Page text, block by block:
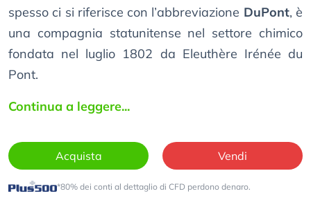
spesso ci si riferisce con l’abbreviazione DuPont, è
una compagnia statunitense nel settore chimico
fondata nel luglio 1802 da Eleuthère Irénée du
Pont.
Continua a leggere...
Acquista Vendi
*80% dei conti al dettaglio di CFD perdono denaro.